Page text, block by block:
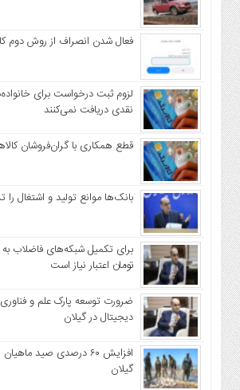
فعال شدن انصراف از روش دوم
لزوم ثبت درخواست برای
نقدی دریافت نمی‌کنند
قطع همکاری با گران‌فروشان
بانک‌ها موانع تولید و اشتغال را
تومان اعتبار نیاز است
ضرورت توسعه پارک علم و
دیجیتال در گیلان
افزایش ۶۰ درصدی صید
گیلان